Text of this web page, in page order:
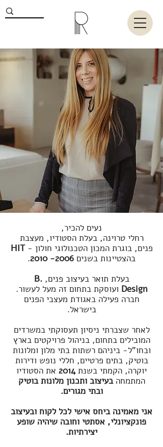
אודות
נעים להכיר,
רחלי טרוינה, בעלת הסטודיו, מעצבת
פנים, בוגרת המכון הטכנולוגי חולון -HIT
בהצטיינות בשנים 2006-
2010
.
בעלת תואר בעיצוב פנים,B.
Design ועוסקת בתחום זה מעל לעשור.
חברה פעילה באגודת מעצבי הפנים
בישראל.
לאחר שצברתי ניסיון תעסוקתי במשרדים
המובילים בתחום, בניהול פרויקטים בארץ
ובחו"ל- ביניהם רשתות בתי מלון ומלונות
בוטיק, בתים פרטיים, חללי נופש ודירות
יוקרה, הקמתי בשנת2014 את הסטודיו
המתמחהבעיצוב ותכנון מלונות בוטיק
ובתי מגורים.
אני מאמינה ביחס אישי לכל לקוח ובעיצוב
פונקציונלי, אסתטי וחובה שיהיה שופע
יצירתיות.